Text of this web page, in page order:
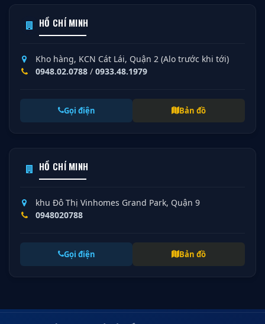
HỒ CHÍ MINH
Kho hàng, KCN Cát Lái, Quận 2 (Alo trước khi tới)
0948.02.0788 / 0933.48.1979
Gọi điện Bản đồ
HỒ CHÍ MINH
khu Đô Thị Vinhomes Grand Park, Quận 9
0948020788
Gọi điện Bản đồ